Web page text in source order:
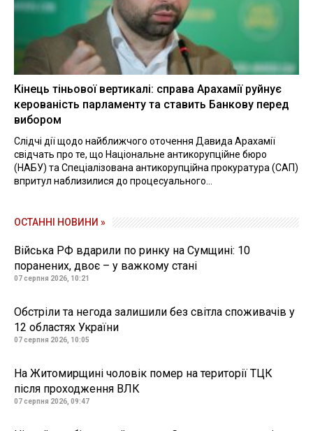
Кінець тіньової вертикалі: справа Арахамії руйнує
керованість парламенту та ставить Банкову перед
вибором
Слідчі дії щодо найближчого оточення Давида Арахамії
свідчать про те, що Національне антикорупційне бюро
(НАБУ) та Спеціалізована антикорупційна прокуратура (САП)
впритул наблизилися до процесуального...
ОСТАННІ НОВИНИ »
Війська РФ вдарили по ринку на Сумщині: 10
поранених, двоє – у важкому стані
07 серпня 2026, 10:21
Обстріли та негода залишили без світла споживачів у
12 областях України
07 серпня 2026, 10:05
На Житомирщині чоловік помер на території ТЦК
після проходження ВЛК
07 серпня 2026, 09:47